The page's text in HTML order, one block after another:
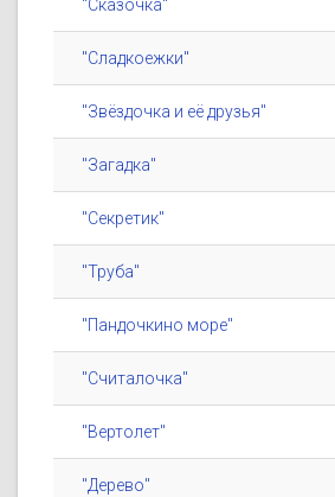
"Сказочка"
"Сладкоежки"
"Звёздочка и её друзья"
"Загадка"
"Секретик"
"Труба"
"Пандочкино море"
"Считалочка"
"Вертолет"
"Дерево"